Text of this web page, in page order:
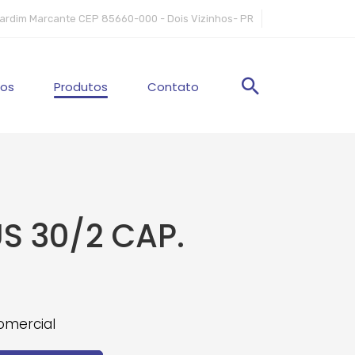
Marcante CEP 85660-000 - Dois Vizinhos- PR
Produtos Contato
30/2 CAP.